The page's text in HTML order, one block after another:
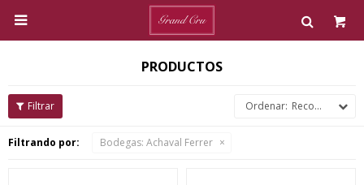

PRODUCTOS
Recomendados
Filtrando por: Bodegas: Achaval Ferrer